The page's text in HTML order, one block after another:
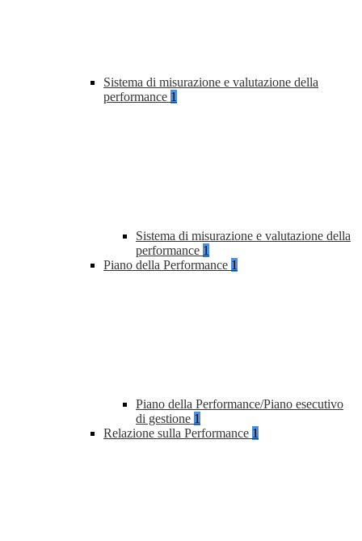
Sistema di misurazione e valutazione della
performance 1
Sistema di misurazione e valutazione della
performance 1
Piano della Performance 1
Piano della Performance/Piano esecutivo
di gestione 1
Relazione sulla Performance 1